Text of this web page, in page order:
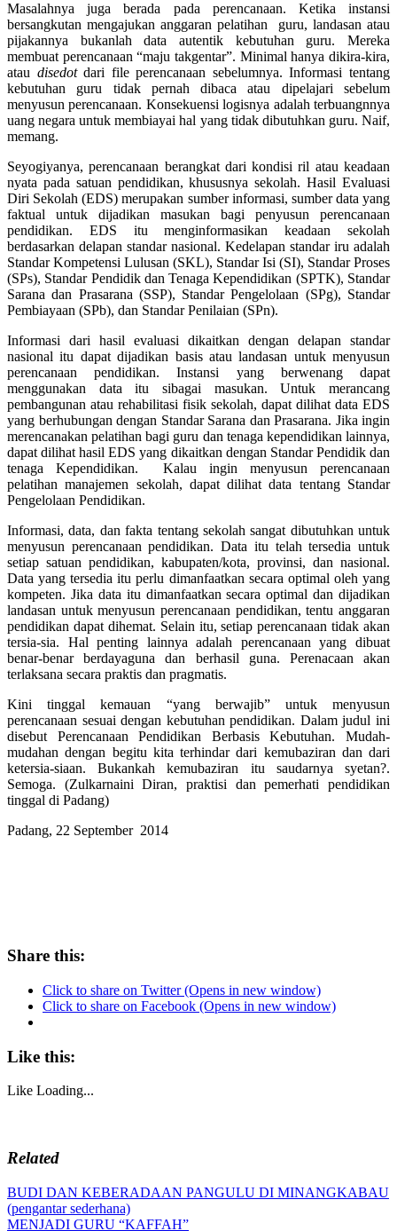
Masalahnya juga berada pada perencanaan. Ketika instansi
bersangkutan mengajukan anggaran pelatihan guru, landasan atau
pijakannya bukanlah data autentik kebutuhan guru. Mereka
membuat perencanaan “maju takgentar”. Minimal hanya dikira-kira,
atau disedotdari file perencanaan sebelumnya. Informasi tentang
kebutuhan guru tidak pernah dibaca atau dipelajari sebelum
menyusun perencanaan. Konsekuensi logisnya adalah terbuangnnya
uang negara untuk membiayai hal yang tidak dibutuhkan guru. Naif,
memang.
Seyogiyanya, perencanaan berangkat dari kondisi ril atau keadaan
nyata pada satuan pendidikan, khususnya sekolah. Hasil Evaluasi
Diri Sekolah (EDS) merupakan sumber informasi, sumber data yang
faktual untuk dijadikan masukan bagi penyusun perencanaan
pendidikan. EDS itu menginformasikan keadaan sekolah
berdasarkan delapan standar nasional. Kedelapan standar iru adalah
Standar Kompetensi Lulusan (SKL), Standar Isi (SI), Standar Proses
(SPs), Standar Pendidik dan Tenaga Kependidikan (SPTK), Standar
Sarana dan Prasarana (SSP), Standar Pengelolaan (SPg), Standar
Pembiayaan (SPb), dan Standar Penilaian (SPn).
Informasi dari hasil evaluasi dikaitkan dengan delapan standar
nasional itu dapat dijadikan basis atau landasan untuk menyusun
perencanaan pendidikan. Instansi yang berwenang dapat
menggunakan data itu sibagai masukan. Untuk merancang
pembangunan atau rehabilitasi fisik sekolah, dapat dilihat data EDS
yang berhubungan dengan Standar Sarana dan Prasarana. Jika ingin
merencanakan pelatihan bagi guru dan tenaga kependidikan lainnya,
dapat dilihat hasil EDS yang dikaitkan dengan Standar Pendidik dan
tenaga Kependidikan. Kalau ingin menyusun perencanaan
pelatihan manajemen sekolah, dapat dilihat data tentang Standar
Pengelolaan Pendidikan.
Informasi, data, dan fakta tentang sekolah sangat dibutuhkan untuk
menyusun perencanaan pendidikan. Data itu telah tersedia untuk
setiap satuan pendidikan, kabupaten/kota, provinsi, dan nasional.
Data yang tersedia itu perlu dimanfaatkan secara optimal oleh yang
kompeten. Jika data itu dimanfaatkan secara optimal dan dijadikan
landasan untuk menyusun perencanaan pendidikan, tentu anggaran
pendidikan dapat dihemat. Selain itu, setiap perencanaan tidak akan
tersia-sia. Hal penting lainnya adalah perencanaan yang dibuat
benar-benar berdayaguna dan berhasil guna. Perenacaan akan
terlaksana secara praktis dan pragmatis.
Kini tinggal kemauan “yang berwajib” untuk menyusun
perencanaan sesuai dengan kebutuhan pendidikan. Dalam judul ini
disebut Perencanaan Pendidikan Berbasis Kebutuhan. Mudah-
mudahan dengan begitu kita terhindar dari kemubaziran dan dari
ketersia-siaan. Bukankah kemubaziran itu saudarnya syetan?.
Semoga. (Zulkarnaini Diran, praktisi dan pemerhati pendidikan
tinggal di Padang)
Padang, 22 September 2014
Share this:
Click to share on Twitter (Opens in new window)
Click to share on Facebook (Opens in new window)
Like this:
Like Loading...
Related
Post
navigation
Previous
Post:
BUDI DAN KEBERADAAN PANGULU DI MINANGKABAU
(pengantar sederhana)
Next
MENJADI GURU “KAFFAH”